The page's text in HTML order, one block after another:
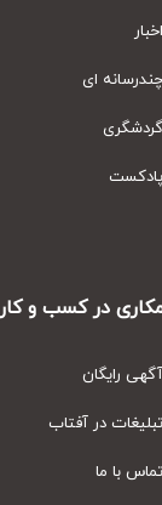
ای
در کسب و کار
رایگان
در آفتاب
با ما